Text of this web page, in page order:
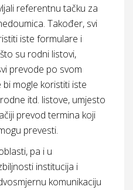
referentnu tačku za
Također, svi
iste formulare i
su rodni listovi,
prevode po svom
mogle koristiti iste
itd. listove, umjesto
prevod termina koji
prevesti.
pa i u
institucija i
komunikaciju